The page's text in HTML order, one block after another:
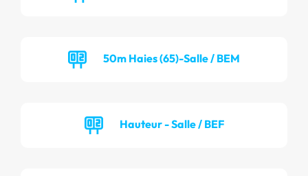
50m Haies (65)-Salle / BEM
Hauteur - Salle / BEF